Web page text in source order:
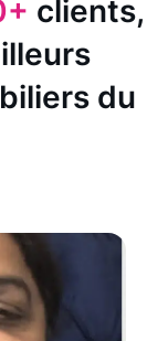
clients,
du